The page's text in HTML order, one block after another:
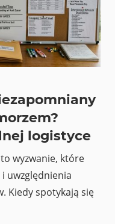
logistyce
wyzwanie, które
uwzględnienia
Kiedy spotykają się